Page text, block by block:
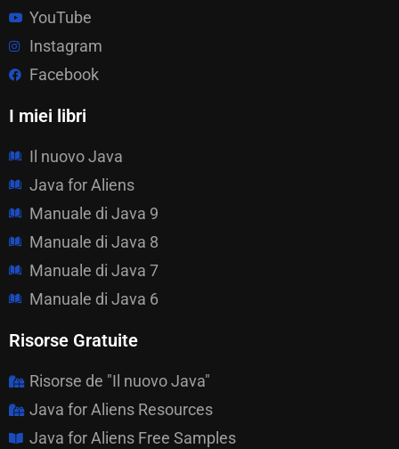
YouTube
Instagram
Facebook
I miei libri
Il nuovo Java
Java for Aliens
Manuale di Java 9
Manuale di Java 8
Manuale di Java 7
Manuale di Java 6
Risorse Gratuite
Risorse de "Il nuovo Java"
Java for Aliens Resources
Java for Aliens Free Samples